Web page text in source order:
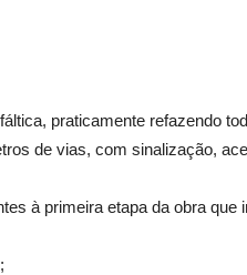
praticamente refazendo
de vias, com sinalização,
à primeira etapa da obra que